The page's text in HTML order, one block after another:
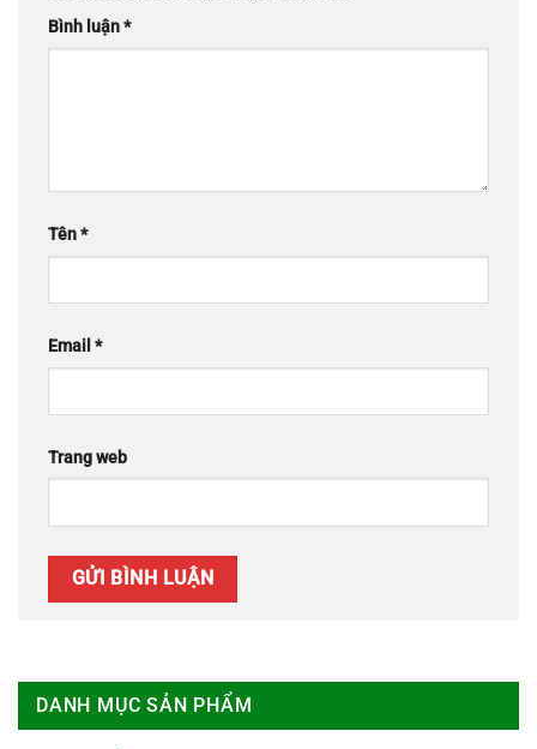
DANH MỤC SẢN PHẨM
Bình luận*
Tên*
Email *
Trang web